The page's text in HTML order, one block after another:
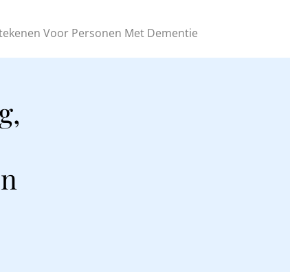
Voor Personen Met Dementie